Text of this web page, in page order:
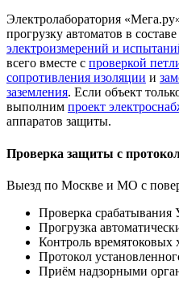
Электролаборатория
прогрузку автоматов в
электроизмерений и
всего вместе с проверкой
сопротивления изоляции и
заземления. Если объект
выполним проект
аппаратов защиты.
Проверка защиты с
Выезд по Москве и МО с
Проверка
Прогрузка
Контроль времятоковых
Протокол
Приём надзорными